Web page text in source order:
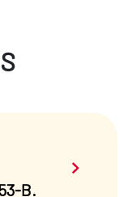
B.
Saber